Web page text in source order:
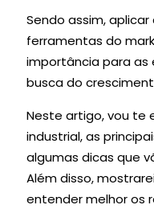
Sendo assim,
ferramentas do
importância para
busca do
Neste artigo, vou te
industrial, as
algumas dicas que
Além disso,
entender melhor os